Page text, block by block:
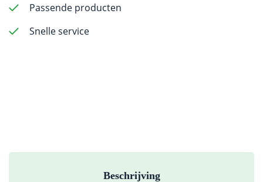
aantal
Passende producten
Snelle service
Beschrijving